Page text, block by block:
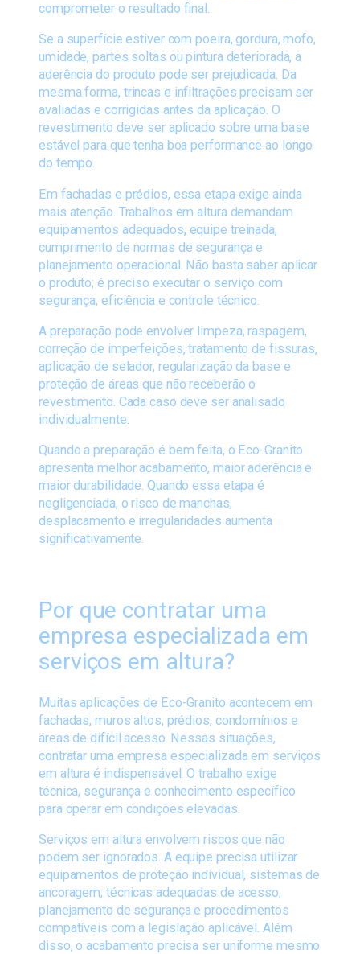
comprometer o resultado final.
Se a superfície estiver com poeira, gordura, mofo,
umidade, partes soltas ou pintura deteriorada, a
aderência do produto pode ser prejudicada. Da
mesma forma, trincas e infiltrações precisam ser
avaliadas e corrigidas antes da aplicação. O
revestimento deve ser aplicado sobre uma base
estável para que tenha boa performance ao longo
do tempo.
Em fachadas e prédios, essa etapa exige ainda
mais atenção. Trabalhos em altura demandam
equipamentos adequados, equipe treinada,
cumprimento de normas de segurança e
planejamento operacional. Não basta saber aplicar
o produto; é preciso executar o serviço com
segurança, eficiência e controle técnico.
A preparação pode envolver limpeza, raspagem,
correção de imperfeições, tratamento de fissuras,
aplicação de selador, regularização da base e
proteção de áreas que não receberão o
revestimento. Cada caso deve ser analisado
individualmente.
Quando a preparação é bem feita, o Eco-Granito
apresenta melhor acabamento, maior aderência e
maior durabilidade. Quando essa etapa é
negligenciada, o risco de manchas,
desplacamento e irregularidades aumenta
significativamente.
Por que contratar uma
empresa especializada em
serviços em altura?
Muitas aplicações de Eco-Granito acontecem em
fachadas, muros altos, prédios, condomínios e
áreas de difícil acesso. Nessas situações,
contratar uma empresa especializada em serviços
em altura é indispensável. O trabalho exige
técnica, segurança e conhecimento específico
para operar em condições elevadas.
Serviços em altura envolvem riscos que não
podem ser ignorados. A equipe precisa utilizar
equipamentos de proteção individual, sistemas de
ancoragem, técnicas adequadas de acesso,
planejamento de segurança e procedimentos
compatíveis com a legislação aplicável. Além
disso, o acabamento precisa ser uniforme mesmo